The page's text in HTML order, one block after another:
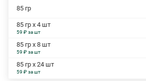
85 гр
85 гр х 4 шт
59 ₽ за шт
85 гр х 8 шт
59 ₽ за шт
85 гр х 24 шт
59 ₽ за шт